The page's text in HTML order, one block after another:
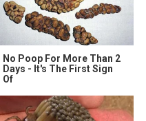
No Poop For More Than 2
Days - It's The First Sign
Of